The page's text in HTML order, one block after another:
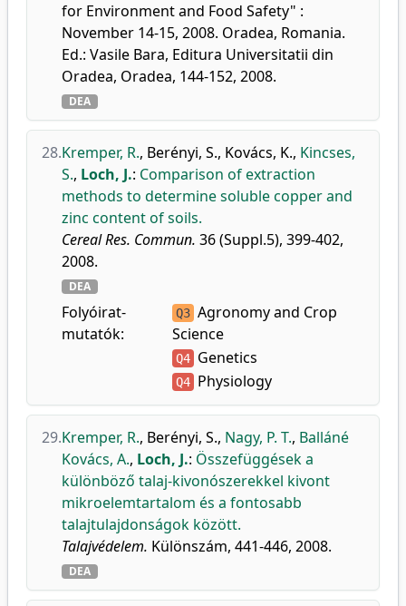
for Environment and Food Safety" :
November 14-15, 2008. Oradea, Romania.
Ed.: Vasile Bara, Editura Universitatii din
Oradea, Oradea, 144-152, 2008.
DEA
28.Kremper, R., Berényi, S., Kovács, K., Kincses,
S., Loch, J.: Comparison of extraction
methods to determine soluble copper and
zinc content of soils.
Cereal Res. Commun. 36 (Suppl.5), 399-402,
2008.
DEA
Folyóirat-
mutatók:
Q3 Agronomy and Crop
Science
Q4 Genetics
Q4 Physiology
29.Kremper, R., Berényi, S., Nagy, P. T., Balláné
Kovács, A., Loch, J.: Összefüggések a
különböző talaj-kivonószerekkel kivont
mikroelemtartalom és a fontosabb
talajtulajdonságok között.
Talajvédelem. Különszám, 441-446, 2008.
DEA